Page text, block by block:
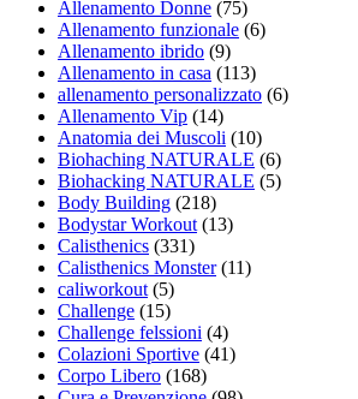
Allenamento Donne (75)
Allenamento funzionale (6)
Allenamento ibrido (9)
Allenamento in casa (113)
allenamento personalizzato (6)
Allenamento Vip (14)
Anatomia dei Muscoli (10)
Biohaching NATURALE (6)
Biohacking NATURALE (5)
Body Building (218)
Bodystar Workout (13)
Calisthenics (331)
Calisthenics Monster(11)
caliworkout (5)
Challenge (15)
Challenge felssioni (4)
Colazioni Sportive (41)
Corpo Libero (168)